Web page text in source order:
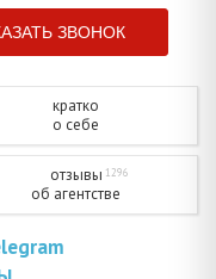
кратко
о себе
отзывы 1296
об агентстве